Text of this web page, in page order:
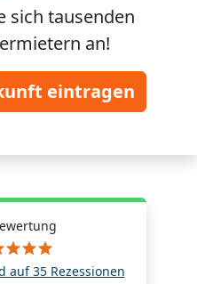
sich tausenden
an!
eintragen
auf 35 Rezessionen